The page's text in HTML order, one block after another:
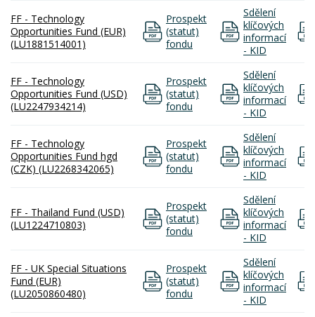
FF - Technology
Opportunities Fund (EUR)
(LU1881514001)
Prospekt
(statut)
fondu
Sdělení
klíčových
informací
- KID
FF - Technology
Opportunities Fund (USD)
(LU2247934214)
Prospekt
(statut)
fondu
Sdělení
klíčových
informací
- KID
FF - Technology
Opportunities Fund hgd
(CZK) (LU2268342065)
Prospekt
(statut)
fondu
Sdělení
klíčových
informací
- KID
FF - Thailand Fund (USD)
(LU1224710803)
Prospekt
(statut)
fondu
Sdělení
klíčových
informací
- KID
FF - UK Special Situations
Fund (EUR)
(LU2050860480)
Prospekt
(statut)
fondu
Sdělení
klíčových
informací
- KID